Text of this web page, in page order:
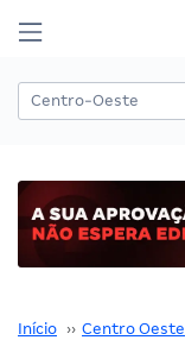
Início ›› Centro Oeste